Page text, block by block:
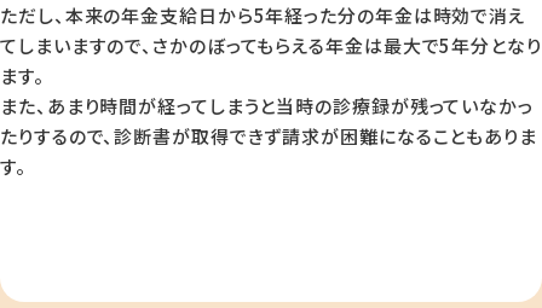
ただし、本来の年金支給日から5年経った分の年金は時効で消え
てしまいますので、さかのぼってもらえる年金は最大で5年分となり
ます。
また、あまり時間が経ってしまうと当時の診療録が残っていなかっ
たりするので、診断書が取得できず請求が困難になることもありま
す。